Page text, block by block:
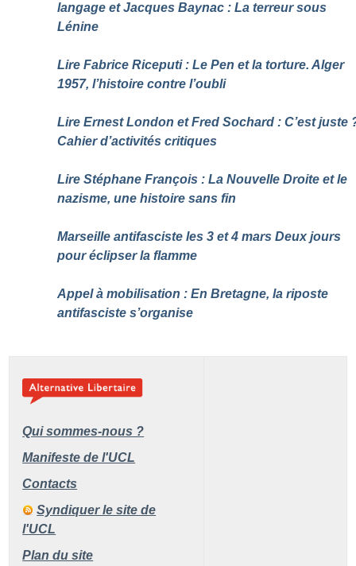
langage et Jacques Baynac : La terreur sous
Lénine
Lire Fabrice Riceputi : Le Pen et la torture. Alger
1957, l’histoire contre l’oubli
Lire Ernest London et Fred Sochard : C’est juste
Cahier d’activités critiques
Lire Stéphane François : La Nouvelle Droite et le
nazisme, une histoire sans fin
Marseille antifasciste les 3 et 4 mars Deux jours
pour éclipser la flamme
Appel à mobilisation : En Bretagne, la riposte
antifasciste s’organise
Qui sommes-nous ?
Manifeste de l'UCL
Contacts
Syndiquer le site de
l'UCL
Plan du site